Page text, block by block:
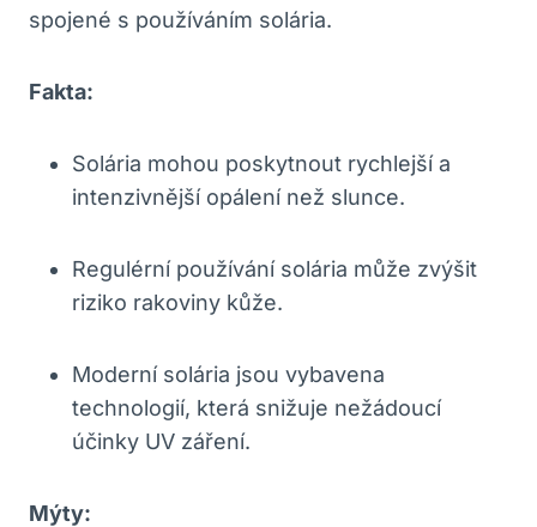
spojené s používáním solária.
Fakta:
Solária mohou poskytnout rychlejší a
intenzivnější opálení než slunce.
Regulérní používání solária může zvýšit
riziko rakoviny kůže.
Moderní solária jsou vybavena
technologií, která snižuje nežádoucí
účinky UV záření.
Mýty: